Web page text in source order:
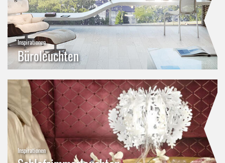
Inspirationen
Büroleuchten
Inspirationen